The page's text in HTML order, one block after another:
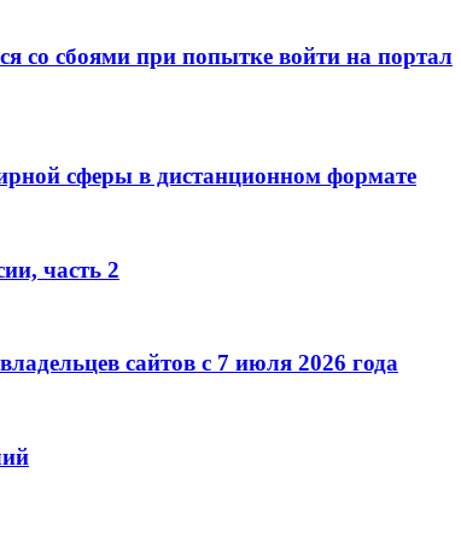
со сбоями при попытке войти на портал
сферы в дистанционном формате
часть 2
сайтов с 7 июля 2026 года